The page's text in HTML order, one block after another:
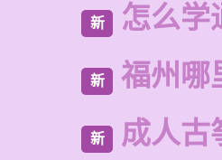
新 怎么学
新 福州哪
新 成人古